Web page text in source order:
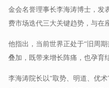
金会名誉理事长李海涛博士，发
费市场迭代三大关键趋势，与在
他指出，当前世界正处于“旧周
叠加，既带来增长阵痛，也孕育
李海涛院长以“取势、明道、优